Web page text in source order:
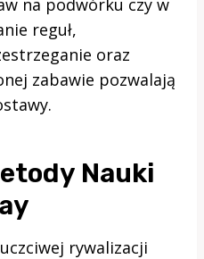
reguł,
oraz
zabawie pozwalają
Nauki
rywalizacji